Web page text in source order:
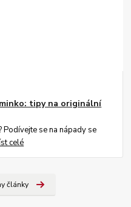
tipy na originální
se na nápady se
celé
články